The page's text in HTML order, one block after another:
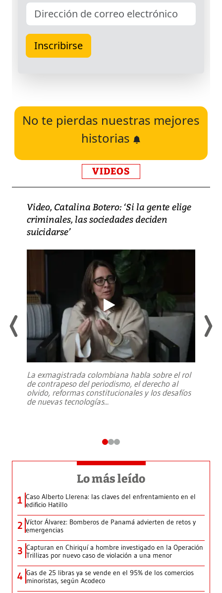
No te pierdas nuestras mejores
historias
VIDEOS
Video, Catalina Botero: ‘Si la gente elige
criminales, las sociedades deciden
suicidarse’
La exmagistrada colombiana habla sobre el rol
de contrapeso del periodismo, el derecho al
olvido, reformas constitucionales y los desafíos
de nuevas tecnologías...
Lo más leído
1 Caso Alberto Llerena: las claves del enfrentamiento en el
edificio Hatillo
2 Víctor Álvarez: Bomberos de Panamá advierten de retos y
emergencias
3 Capturan en Chiriquí a hombre investigado en la Operación
Trillizas por nuevo caso de violación a una menor
4 Gas de 25 libras ya se vende en el 95% de los comercios
minoristas, según Acodeco